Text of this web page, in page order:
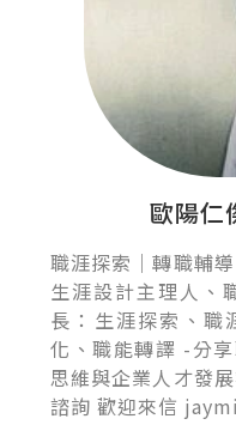
歐陽仁
職涯探索｜轉職輔
生涯設計主理人、
長：生涯探索、職
化、職能轉譯 -分
思維與企業人才發
諮詢 歡迎來信